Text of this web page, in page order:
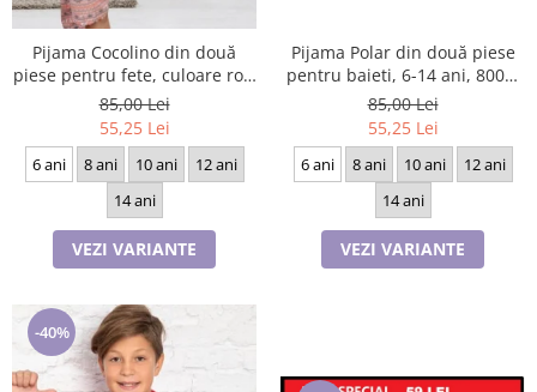
Pijama Cocolino din două
piese pentru fete, culoare roz,
6-14 ani, 9049
85,00 Lei
55,25 Lei
6 ani 8 ani 10 ani
12 ani
14 ani
VEZI VARIANTE
Pijama Polar din două piese
pentru baieti, 6-14 ani, 8003,
culoare bleomarin si visiniu
85,00 Lei
55,25 Lei
6 ani 8 ani 10 ani
12 ani
14 ani
VEZI VARIANTE
-40%